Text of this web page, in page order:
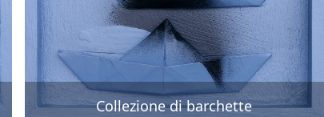
Collezione di barchette